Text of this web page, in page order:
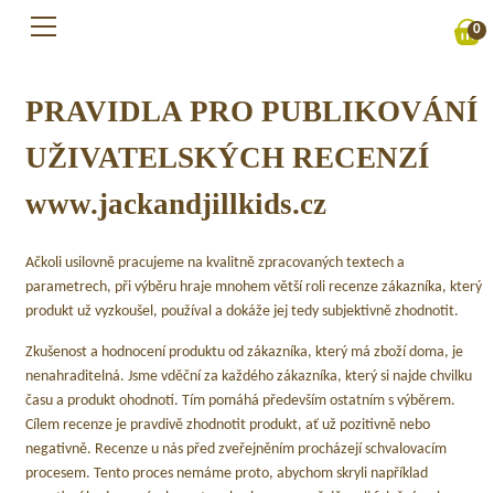
Přejít
0
PRAVIDLA PRO PUBLIKOVÁNÍ
UŽIVATELSKÝCH RECENZÍ
www.jackandjillkids.cz
Ačkoli usilovně pracujeme na kvalitně zpracovaných textech a
parametrech, při výběru hraje mnohem větší roli recenze zákazníka, který
produkt už vyzkoušel, používal a dokáže jej tedy subjektivně zhodnotit.
Zkušenost a hodnocení produktu od zákazníka, který má zboží doma, je
nenahraditelná. Jsme vděční za každého zákazníka, který si najde chvilku
času a produkt ohodnotí. Tím pomáhá především ostatním s výběrem.
Cílem recenze je pravdivě zhodnotit produkt, ať už pozitivně nebo
negativně. Recenze u nás před zveřejněním procházejí schvalovacím
procesem. Tento proces nemáme proto, abychom skryli například